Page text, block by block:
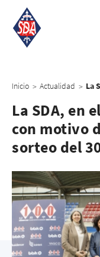
Inicio > Actualidad >
La SDA, en
con motivo
sorteo del